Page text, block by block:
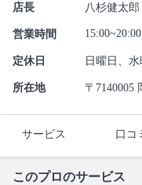
店長 八杉健太郎
営業時間 15:00~20:00
定休日 日曜日、水
所在地 〒7140005
サービス 口コ
このプロのサービス